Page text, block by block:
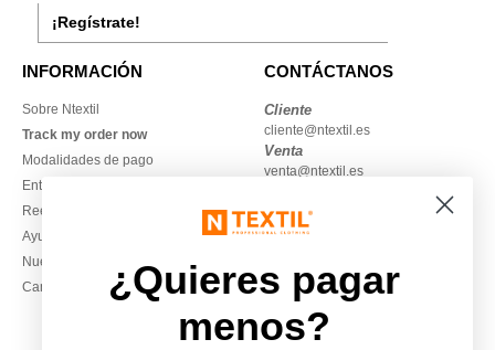
¡Regístrate!
INFORMACIÓN
Sobre Ntextil
Track my order now
Modalidades de pago
Entrega
Reembolsos / devoluciones
Ayuda & FAQs
Nuestros compromisos
Camisetas locales al por mayor
CONTÁCTANOS
Cliente
cliente@ntextil.es
Venta
venta@ntextil.es
930 410 200
Viernes: 10:00–14:00
¿Quieres pagar
menos?